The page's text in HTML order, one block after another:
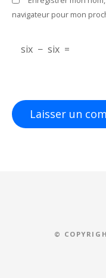
i
navigateur pour mon
six − six =
©